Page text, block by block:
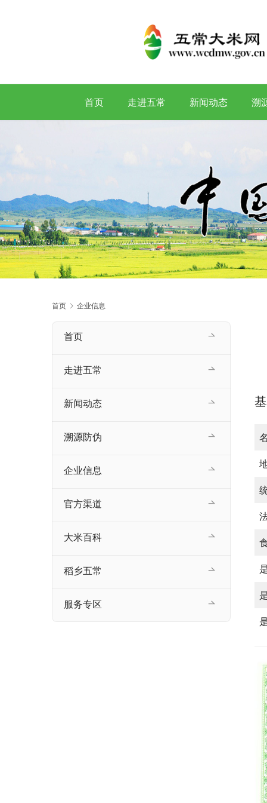
首页 走进五常 新闻动态 溯
首页 企业信息
首页
走进五常
新闻动态
溯源防伪
企业信息
官方渠道
大米百科
稻乡五常
服务专区